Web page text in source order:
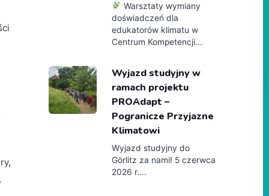
Warsztaty wymiany
doświadczeń dla
edukatorów klimatu w
Centrum Kompetencji...
Wyjazd studyjny w
ramach projektu
PROAdapt –
Pogranicze Przyjazne
Klimatowi
Wyjazd studyjny do
Görlitz za nami! 5 czerwca
2026 r....